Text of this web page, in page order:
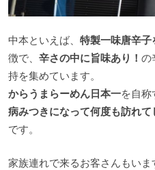
中本といえば、 特製一味唐辛
徴で、 辛さの中に旨味あり！ の
持を集めています。
からうまらーめん日本一を自称
病みつきになって何度も訪れて
です。
家族連れで来るお客さんもいま